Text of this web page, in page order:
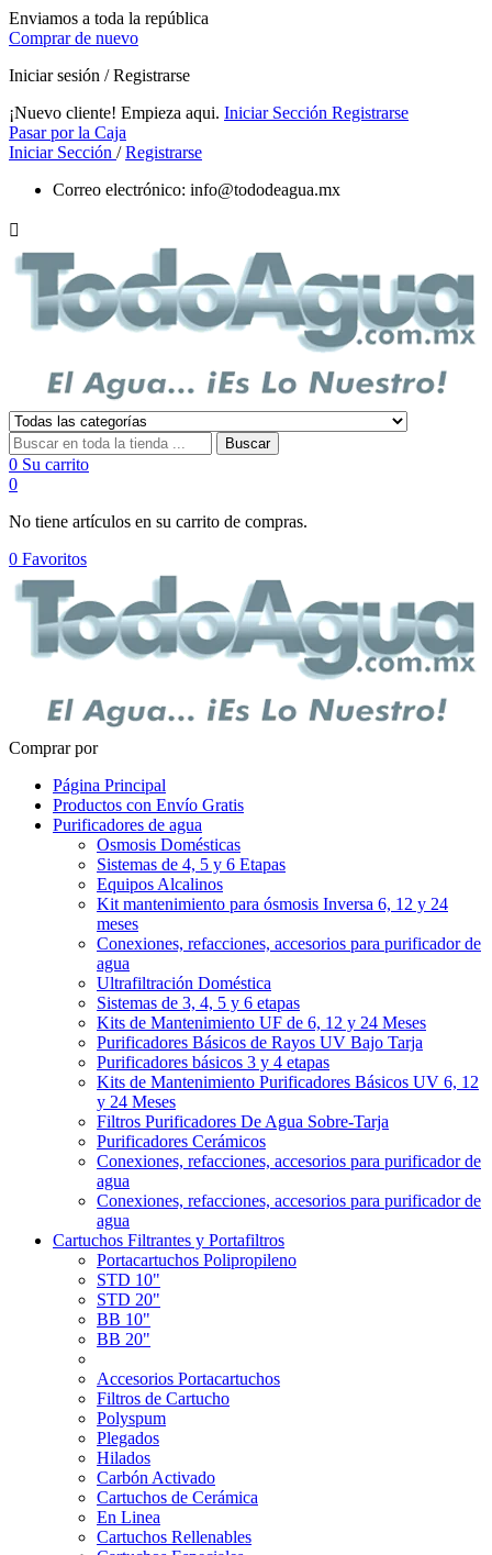
Enviamos a toda la república
Comprar de nuevo
Iniciar sesión / Registrarse
¡Nuevo cliente! Empieza aqui. Iniciar Sección Registrarse
Pasar por la Caja
Iniciar Sección /Registrarse
Correo electrónico: info@tododeagua.mx

Buscar
0 Su carrito
0
No tiene artículos en su carrito de compras.
0 Favoritos
Comprar por
Página Principal
Productos con Envío Gratis
Purificadores de agua
Osmosis Domésticas
Sistemas de 4, 5 y 6 Etapas
Equipos Alcalinos
Kit mantenimiento para ósmosis Inversa 6, 12 y 24
meses
Conexiones, refacciones, accesorios para purificador de
agua
Ultrafiltración Doméstica
Sistemas de 3, 4, 5 y 6 etapas
Kits de Mantenimiento UF de 6, 12 y 24 Meses
Purificadores Básicos de Rayos UV Bajo Tarja
Purificadores básicos 3 y 4 etapas
Kits de Mantenimiento Purificadores Básicos UV 6, 12
y 24 Meses
Filtros Purificadores De Agua Sobre-Tarja
Purificadores Cerámicos
Conexiones, refacciones, accesorios para purificador de
agua
Conexiones, refacciones, accesorios para purificador de
agua
Cartuchos Filtrantes y Portafiltros
Portacartuchos Polipropileno
STD 10"
STD 20"
BB 10"
BB 20"
Accesorios Portacartuchos
Filtros de Cartucho
Polyspum
Plegados
Hilados
Carbón Activado
Cartuchos de Cerámica
En Linea
Cartuchos Rellenables